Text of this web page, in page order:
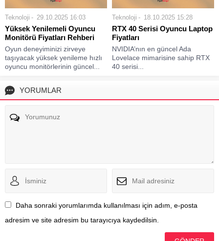
Teknoloji 29.10.2025 16:03
Yüksek Yenilemeli Oyuncu
Monitörü Fiyatları Rehberi
Oyun deneyiminizi zirveye
taşıyacak yüksek yenileme hızlı
oyuncu monitörlerinin güncel...
Teknoloji 18.10.2025 15:28
RTX 40 Serisi Oyuncu Laptop
Fiyatları
NVIDIA’nın en güncel Ada
Lovelace mimarisine sahip RTX
40 serisi...
YORUMLAR
Daha sonraki yorumlarımda kullanılması için adım, e-posta
adresim ve site adresim bu tarayıcıya kaydedilsin.